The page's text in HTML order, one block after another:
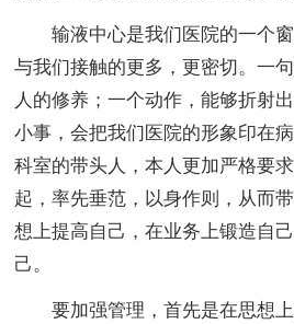
输液中心是我们医院的一个
与我们接触的更多，更密切。一
人的修养；一个动作，能够折射
小事，会把我们医院的形象印在
科室的带头人，本人更加严格要
起，率先垂范，以身作则，从而
想上提高自己，在业务上锻造自
己。
要加强管理，首先是在思想